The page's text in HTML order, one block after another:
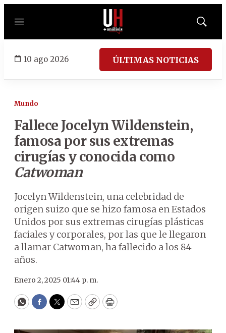
Menú
Mostrar
10 ago 2026 ÚLTIMAS NOTICIAS
Mundo
Fallece Jocelyn Wildenstein,
famosa por sus extremas
cirugías y conocida como
Catwoman
Jocelyn Wildenstein, una celebridad de
origen suizo que se hizo famosa en Estados
Unidos por sus extremas cirugías plásticas
faciales y corporales, por las que le llegaron
a llamar Catwoman, ha fallecido a los 84
años.
Enero 2, 2025 01:44 p. m.
WhatsApp
Facebook
Twitter
EmailCopyPrint